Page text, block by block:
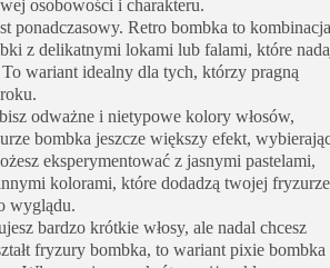
osobowości i charakteru.
ponadczasowy. Retro bombka to kombinacja
z delikatnymi lokami lub falami, które
wariant idealny dla tych, którzy pragną
odważne i nietypowe kolory włosów,
bombka jeszcze większy efekt,
eksperymentować z jasnymi pastelami,
kolorami, które dodadzą twojej fryzurze
wyglądu.
bardzo krótkie włosy, ale nadal chcesz
fryzury bombka, to wariant pixie bombka